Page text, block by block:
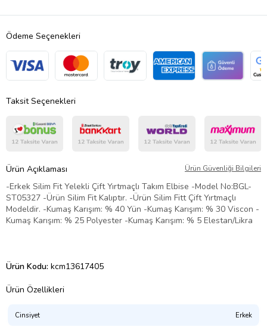
Ödeme Seçenekleri
Taksit Seçenekleri
Ürün Açıklaması Ürün Güvenliği Bilgileri
-Erkek Silim Fit Yelekli Çift Yırtmaçlı Takım Elbise -Model No:BGL-
ST05327 -Ürün Silim Fit Kalıptır. -Ürün Silim Fitt Çift Yırtmaçlı
Modeldir. -Kumaş Karışım: % 40 Yün -Kumaş Karışım: % 30 Viscon -
Kumaş Karışım: % 25 Polyester -Kumaş Karışım: % 5 Elestan/Likra
Ürün Kodu: kcm13617405
Ürün Özellikleri
Cinsiyet Erkek